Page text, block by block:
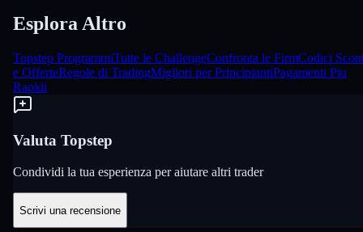
Esplora Altro
Topstep ProgrammiTutte le ChallengeConfronta le FirmCodici
e OfferteRegole di TradingMigliori per PrincipiantiPagamenti Piu
Rapidi
Valuta Topstep
Condividi la tua esperienza per aiutare altri trader
Scrivi una recensione